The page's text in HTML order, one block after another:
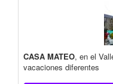
CASA MATEO, en el
vacaciones diferentes